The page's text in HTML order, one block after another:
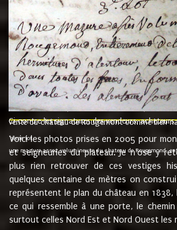
"l'an mil six cent soixante treze le ving
nommé fut présent Messire Claude Guillaume
vend, purement simplement et
et chavannes conseiller du roy au parlement
que le dit seigneur Baron de la Vellière a sur
de la Velliere tout ainsi et comme le dit
présent......"
suivent les rentes, donation des terriers, etc...
Ci contre les signatures des vendeurs,
vente du château de Rougemont comme bien
"3ème lot
une mazure assez volumineuse du chateau de Rougemond,
Voici les photos prises en 2005 pour
et seigneuries du plateau. Je n'ose y
plus rien retrouver de ces vestiges
quelques centaine de mètres on
représentent le plan du château en
ce qui ressemble à une porte, le chemin
surtout celles Nord Est et Nord Ouest les